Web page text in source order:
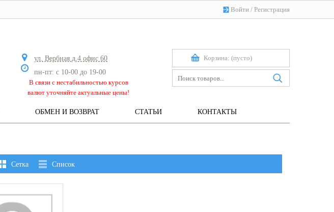
Войти / Регистрация
Корзина: (пусто)
ул. Вербная д.4 офис 60
пн-пт: с 10-00 до 19-00
В связи с нестабильностью курсов
валют уточняйте актуальные цены!
ОБМЕН И ВОЗВРАТ СТАТЬИ КОНТАКТЫ
Сетка Список